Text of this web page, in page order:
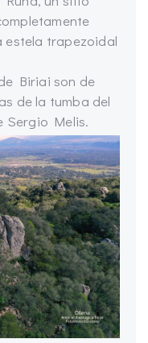
estela trapezoidal
Biriai son de
de la tumba del
Sergio Melis.